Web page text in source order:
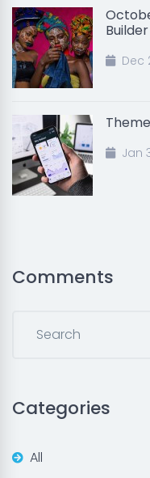
Builder
Dec
Jan
Comments
Categories
All